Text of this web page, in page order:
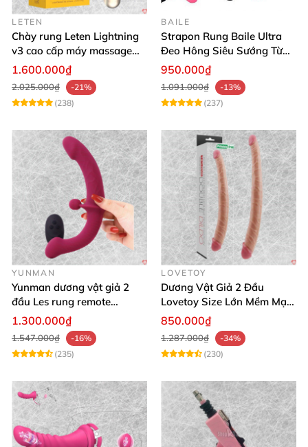
LETEN
Chày rung Leten Lightning
v3 cao cấp máy massage
kích thích mạnh
1.600.000₫
2.025.000₫
-21%
(238)
BAILE
Strapon Rung Baile Ultra
Đeo Hông Siêu Sướng Từ
Xa
950.000₫
1.091.000₫
-13%
(237)
YUNMAN
Yunman dương vật giả 2
đầu Les rung remote
silicone mềm mại
1.300.000₫
1.547.000₫
-16%
(235)
LOVETOY
Dương Vật Giả 2 Đầu
Lovetoy Size Lớn Mềm Mại
Uốn Cong Kháng Khuẩn
850.000₫
1.287.000₫
-34%
(230)